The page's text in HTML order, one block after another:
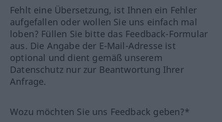
Fehlt eine Übersetzung, ist Ihnen ein Fehler
aufgefallen oder wollen Sie uns einfach mal
loben? Füllen Sie bitte das Feedback-Formular
aus. Die Angabe der E-Mail-Adresse ist
optional und dient gemäß unserem
Datenschutz nur zur Beantwortung Ihrer
Anfrage.
Wozu möchten Sie uns Feedback geben?*